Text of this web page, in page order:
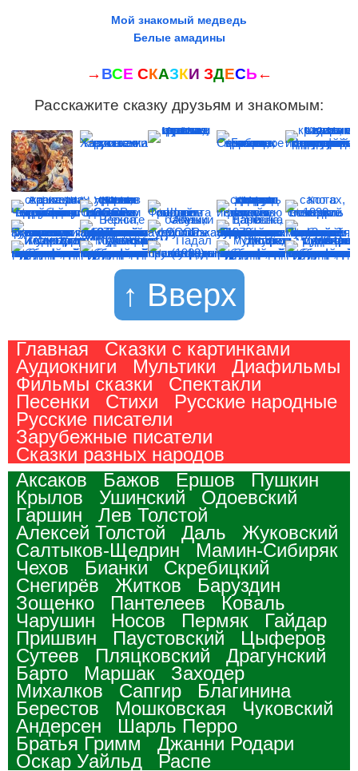
Мой знакомый медведь
Белые амадины
→ ВСЕ СКАЗКИ ЗДЕСЬ ←
Расскажите сказку друзьям и знакомым:
↑ Вверх
Главная
Сказки с картинками
Аудиокниги
Мультики
Диафильмы
Фильмы сказки
Спектакли
Песенки
Стихи
Русские народные
Русские писатели
Зарубежные писатели
Сказки разных народов
Аксаков
Бажов Ершов
Пушкин
Крылов
Ушинский
Одоевский
Гаршин
Лев Толстой
Алексей Толстой
Даль
Жуковский
Салтыков-Щедрин
Мамин-Сибиряк
Чехов
Бианки
Скребицкий
Снегирёв
Житков
Баруздин
Зощенко
Пантелеев
Коваль
Чарушин
Носов Пермяк
Гайдар
Пришвин
Паустовский
Цыферов
Сутеев
Пляцковский
Драгунский
Барто
Маршак
Заходер
Михалков
Сапгир
Благинина
Берестов
Мошковская
Чуковский
Андерсен
Шарль Перро
Братья Гримм
Джанни Родари
Оскар Уайльд
Распе